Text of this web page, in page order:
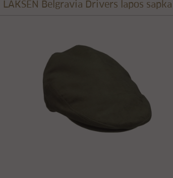
LAKSEN Belgravia Drivers lapos sapka